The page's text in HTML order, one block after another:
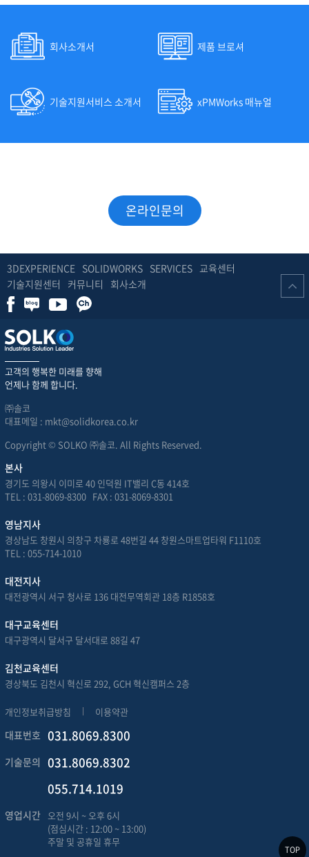
회사소개서 제품 브로셔
기술지원서비스 소개서 xPMWorks 매뉴얼
온라인문의
TOP
3DEXPERIENCE SOLIDWORKS SERVICES 교육센터
기술지원센터
커뮤니티 회사소개
고객의 행복한 미래를 향해
언제나 함께 합니다.
㈜솔코
대표메일 : mkt@solidkorea.co.kr
Copyright © SOLKO ㈜솔코. All Rights Reserved.
본사
경기도 의왕시 이미로 40 인덕원 IT밸리 C동 414호
TEL : 031-8069-8300 FAX : 031-8069-8301
영남지사
경상남도 창원시 의창구 차룡로 48번길 44 창원스마트업타워 F1110호
TEL : 055-714-1010
대전지사
대전광역시 서구 청사로 136 대전무역회관 18층 R1858호
대구교육센터
대구광역시 달서구 달서대로 88길 47
김천교육센터
경상북도 김천시 혁신로 292, GCH 혁신캠퍼스 2층
개인정보취급방침 이용약관
대표번호 031.8069.8300
기술문의 031.8069.8302
055.714.1019
영업시간 오전 9시 ~ 오후 6시
(점심시간 : 12:00 ~ 13:00)
주말 및 공휴일 휴무